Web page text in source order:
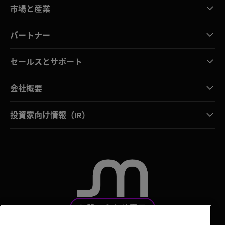
市場と産業
パートナー
セールスとサポート
会社概要
投資家向け情報（IR）
お問い合わせ窓口